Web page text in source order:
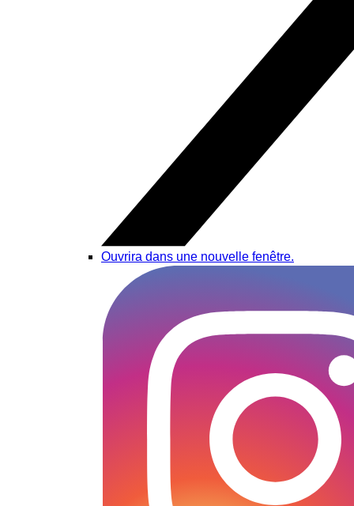
Ouvrira dans une nouvelle fenêtre.